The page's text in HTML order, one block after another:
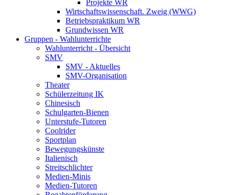
Projekte WR
Wirtschaftswissenschaft. Zweig (WWG)
Betriebspraktikum WR
Grundwissen WR
Gruppen - Wahlunterrichte
Wahlunterricht - Übersicht
SMV
SMV - Aktuelles
SMV-Organisation
Theater
Schülerzeitung IK
Chinesisch
Schulgarten-Bienen
Unterstufe-Tutoren
Coolrider
Sportplan
Bewegungskünste
Italienisch
Streitschlichter
Medien-Minis
Medien-Tutoren